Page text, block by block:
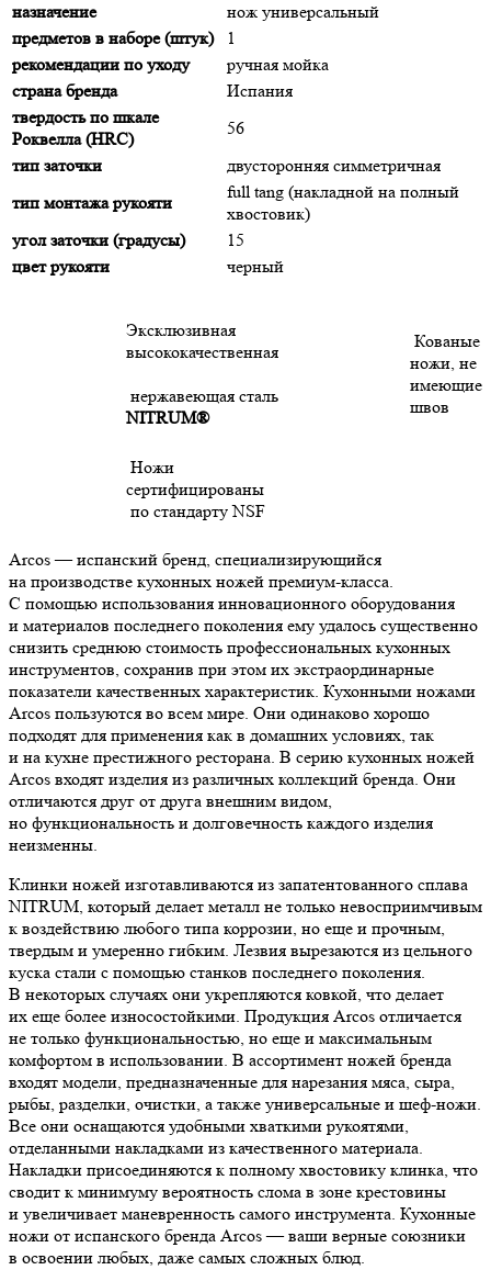
назначение
нож универсальный
предметов в наборе (штук)
1
рекомендации по уходу
ручная мойка
страна бренда
Испания
твердость по шкале
Роквелла (HRC)
56
тип заточки
двусторонняя симметричная
тип монтажа рукояти
full tang (накладной на полный
хвостовик)
угол заточки (градусы)
15
цвет рукояти
черный
Эксклюзивная
высококачественная
нержавеющая сталь
NITRUM®
Кованые
ножи, не
имеющие
швов
Ножи
сертифицированы
по стандарту NSF
Arcos — испанский бренд, специализирующийся
на производстве кухонных ножей премиум-класса.
С помощью использования инновационного оборудования
и материалов последнего поколения ему удалось существенно
снизить среднюю стоимость профессиональных кухонных
инструментов, сохранив при этом их экстраординарные
показатели качественных характеристик. Кухонными ножами
Arcos пользуются во всем мире. Они одинаково хорошо
подходят для применения как в домашних условиях, так
и на кухне престижного ресторана. В серию кухонных ножей
Arcos входят изделия из различных коллекций бренда. Они
отличаются друг от друга внешним видом,
но функциональность и долговечность каждого изделия
неизменны.
Клинки ножей изготавливаются из запатентованного сплава
NITRUM, который делает металл не только невосприимчивым
к воздействию любого типа коррозии, но еще и прочным,
твердым и умеренно гибким. Лезвия вырезаются из цельного
куска стали с помощью станков последнего поколения.
В некоторых случаях они укрепляются ковкой, что делает
их еще более износостойкими. Продукция Arcos отличается
не только функциональностью, но еще и максимальным
комфортом в использовании. В ассортимент ножей бренда
входят модели, предназначенные для нарезания мяса, сыра,
рыбы, разделки, очистки, а также универсальные и шеф-ножи.
Все они оснащаются удобными хваткими рукоятями,
отделанными накладками из качественного материала.
Накладки присоединяются к полному хвостовику клинка, что
сводит к минимуму вероятность слома в зоне крестовины
и увеличивает маневренность самого инструмента. Кухонные
ножи от испанского бренда Arcos — ваши верные союзники
в освоении любых, даже самых сложных блюд.